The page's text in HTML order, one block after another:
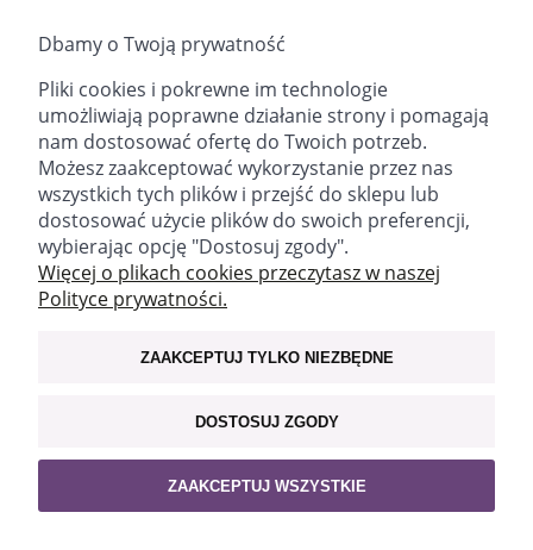
35,00 zł
POWIADOM O DOSTĘPNOŚCI
email:sklep@fitomed.pltel:+48 730 757 750 (9.00-17.00)
Znajdź nas:
POLECAMY
Dbamy o Twoją prywatność
Pliki cookies i pokrewne im technologie
umożliwiają poprawne działanie strony i pomagają
nam dostosować ofertę do Twoich potrzeb.
Możesz zaakceptować wykorzystanie przez nas
wszystkich tych plików i przejść do sklepu lub
dostosować użycie plików do swoich preferencji,
wybierając opcję "Dostosuj zgody".
Więcej o plikach cookies przeczytasz w naszej
Polityce prywatności.
ZAAKCEPTUJ TYLKO NIEZBĘDNE
DOSTOSUJ ZGODY
ZAAKCEPTUJ WSZYSTKIE